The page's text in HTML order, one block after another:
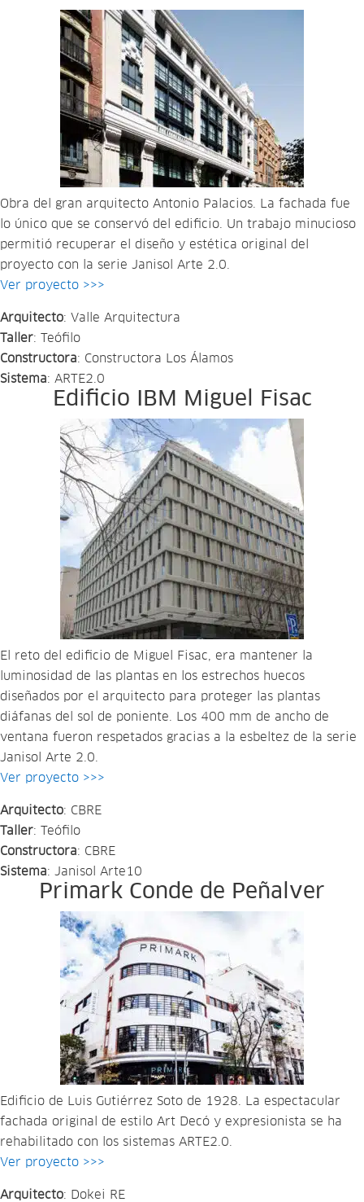
Obra del gran arquitecto Antonio Palacios. La fachada fue
lo único que se conservó del edificio. Un trabajo minucioso
permitió recuperar el diseño y estética original del
proyecto con la serie Janisol Arte 2.0.
Ver proyecto >>>
Arquitecto: Valle Arquitectura
Taller: Teófilo
Constructora: Constructora Los Álamos
Sistema: ARTE2.0
Edificio IBM Miguel Fisac
El reto del edificio de Miguel Fisac, era mantener la
luminosidad de las plantas en los estrechos huecos
diseñados por el arquitecto para proteger las plantas
diáfanas del sol de poniente. Los 400 mm de ancho de
ventana fueron respetados gracias a la esbeltez de la serie
Janisol Arte 2.0.
Ver proyecto >>>
Arquitecto: CBRE
Taller: Teófilo
Constructora: CBRE
Sistema: Janisol Arte10
Primark Conde de Peñalver
Edificio de Luis Gutiérrez Soto de 1928. La espectacular
fachada original de estilo Art Decó y expresionista se ha
rehabilitado con los sistemas ARTE2.0.
Ver proyecto >>>
Arquitecto: Dokei RE